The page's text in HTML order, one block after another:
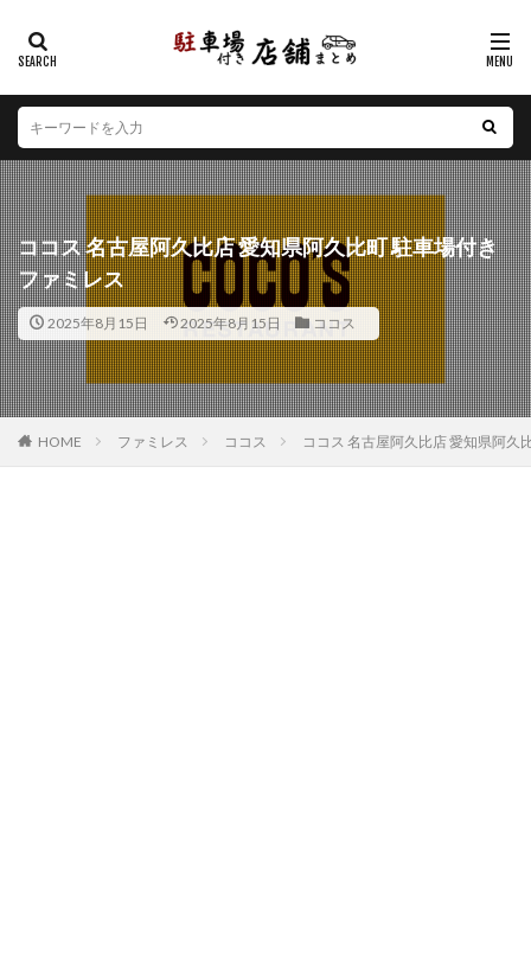
ココス 名古屋阿久比店 愛知県阿久比町 駐車場付き
ファミレス
2025年8月15日 2025年8月15日 ココス
HOME ファミレス ココス ココス 名古屋阿久比店 愛知県阿久
カテゴリー
エリア
北海道 青森県 岩手県 宮城県
秋田県
山形県
福島県 茨城県 栃木県
群馬県
埼玉県
千葉県 東京都 神奈川県
新潟県
山梨県
長野県 富山県 石川県
福井県
岐阜県
静岡県 愛知県 三重県
滋賀県
京都府
大阪府 兵庫県 奈良県
和歌山県
鳥取県
島根県 岡山県 広島県
山口県
徳島県
香川県 愛媛県 高知県
福岡県
佐賀県
長崎県 熊本県 大分県
宮崎県